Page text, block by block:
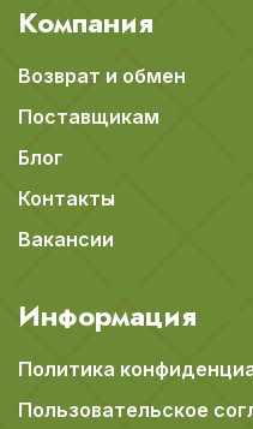
Компания
Возврат и обмен
Поставщикам
Блог
Контакты
Вакансии
Информация
Политика
Пользовательское